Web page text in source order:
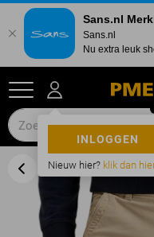
INLOGGEN
Nieuw hier? klik dan
Sans.nl
Sans.nl
Nu extra leuk